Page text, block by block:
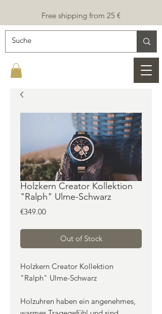
Free shipping from 25 €
Holzkern Creator Kollektion
"Ralph" Ulme-Schwarz
€349.00Price
Out of Stock
Holzkern Creator Kollektion
"Ralph" Ulme-Schwarz
Holzuhren haben ein angenehmes,